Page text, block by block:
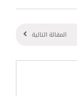
المقالة التالية